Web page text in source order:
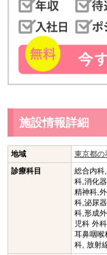
施設情報詳細
地域
東京都の
診療科目
総合内科
科,消化
精神科,
科,泌尿
科,形成
児科 外
耳鼻咽喉
科, 放射